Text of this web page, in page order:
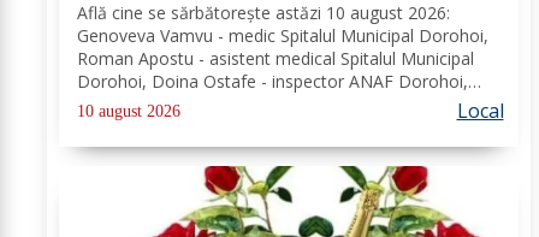
Află cine se sărbătoreşte astăzi 10 august 2026:
Genoveva Vamvu - medic Spitalul Municipal Dorohoi,
Roman Apostu - asistent medical Spitalul Municipal
Dorohoi, Doina Ostafe - inspector ANAF Dorohoi,
Marina Ludmila Pogoreanu - medic de familie
Dorohoi, Beatrice Tiron - profesor Seminarul
Teologic...
10 august 2026 Local